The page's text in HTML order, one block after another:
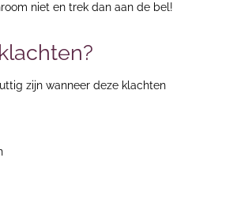
niet en trek dan aan de bel!
zijn wanneer deze klachten